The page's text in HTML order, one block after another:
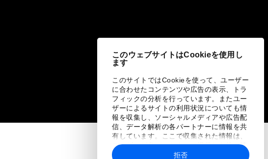
このウェブサイトはCookieを使用し
ます
このサイトではCookieを使って、ユーザー
に合わせたコンテンツや広告の表示、トラ
フィックの分析を行っています。またユー
ザーによるサイトの利用状況についても情
報を収集し、ソーシャルメディアや広告配
信、データ解析の各パートナーに情報を共
有しています。ここで収集された情報は、
ユーザーが各パートナーに提供した他の情
報や各パートナーのサービスを使用した際
拒否